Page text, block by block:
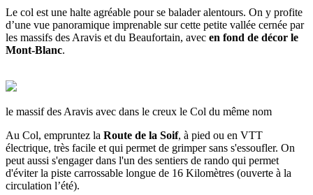
Le col est une halte agréable pour se balader alentours. On y profite
d’une vue panoramique imprenable sur cette petite vallée cernée par
les massifs des Aravis et du Beaufortain, avec en fond de décor le
Mont-Blanc.
le massif des Aravis avec dans le creux le Col du même nom
Au Col, empruntez la Route de la Soif, à pied ou en VTT
électrique, très facile et qui permet de grimper sans s'essoufler. On
peut aussi s'engager dans l'un des sentiers de rando qui permet
d'éviter la piste carrossable longue de 16 Kilomètres (ouverte à la
circulation l’été).